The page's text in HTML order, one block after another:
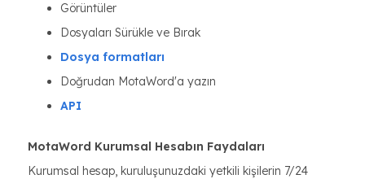
Görüntüler
Dosyaları Sürükle ve Bırak
Dosya formatları
Doğrudan MotaWord'a yazın
API
MotaWord Kurumsal Hesabın Faydaları
Kurumsal hesap, kuruluşunuzdaki yetkili kişilerin 7/24